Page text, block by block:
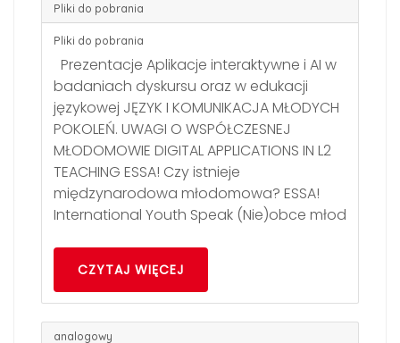
Pliki do pobrania
Pliki do pobrania
Prezentacje Aplikacje interaktywne i AI w
badaniach dyskursu oraz w edukacji
językowej JĘZYK I KOMUNIKACJA MŁODYCH
POKOLEŃ. UWAGI O WSPÓŁCZESNEJ
MŁODOMOWIE DIGITAL APPLICATIONS IN L2
TEACHING ESSA! Czy istnieje
międzynarodowa młodomowa? ESSA!
International Youth Speak (Nie)obce młod
CZYTAJ WIĘCEJ
analogowy